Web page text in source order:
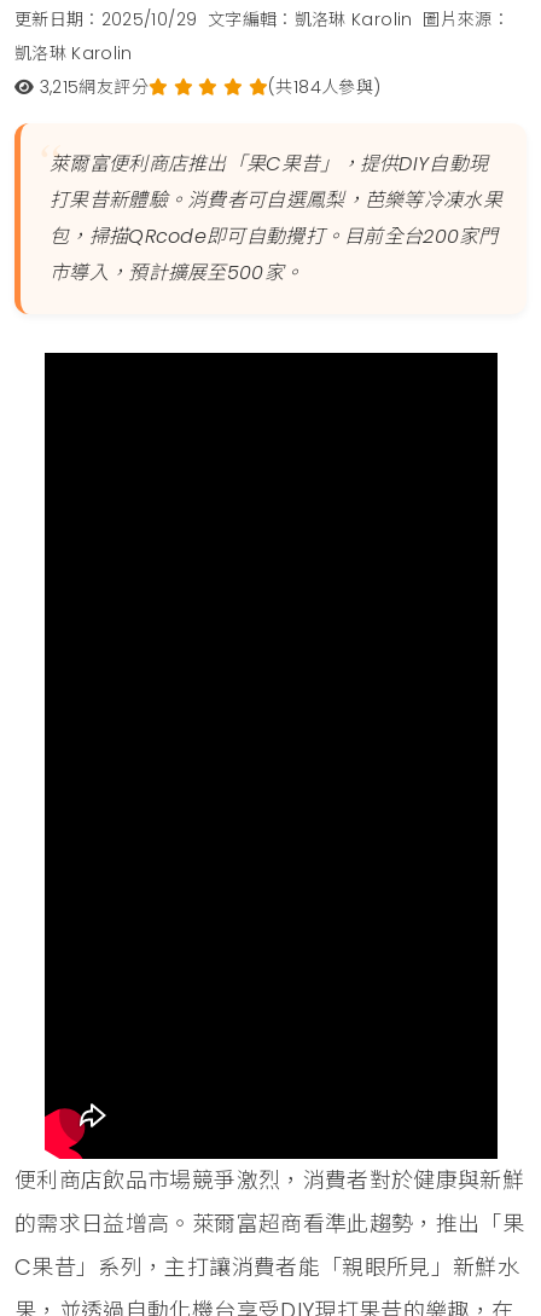
更新日期：2025/10/29 文字編輯：凱洛琳 Karolin 圖片來源：
凱洛琳 Karolin
3,215網友評分 (共184人參與)
萊爾富便利商店推出「果C果昔」，提供DIY自動現
打果昔新體驗。消費者可自選鳳梨，芭樂等冷凍水果
包，掃描QRcode即可自動攪打。目前全台200家門
市導入，預計擴展至500家。
便利商店飲品市場競爭激烈，消費者對於健康與新鮮
的需求日益增高。萊爾富超商看準此趨勢，推出「果
C果昔」系列，主打讓消費者能「親眼所見」新鮮水